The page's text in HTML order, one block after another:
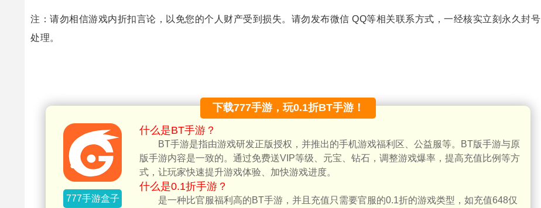
注：请勿相信游戏内折扣言论，以免您的个人财产受到损失。请勿发布微信 QQ等相关联系方式，一经核实立刻永久封号
处理。
下载777手游，玩0.1折BT手游！
777手游盒子
什么是BT手游？
BT手游是指由游戏研发正版授权，并推出的手机游戏福利区、公益服等。BT版手游与原
版手游内容是一致的。通过免费送VIP等级、元宝、钻石，调整游戏爆率，提高充值比例等方
式，让玩家快速提升游戏体验、加快游戏进度。
什么是0.1折手游？
是一种比官服福利高的BT手游，并且充值只需要官服的0.1折的游戏类型，如充值648仅